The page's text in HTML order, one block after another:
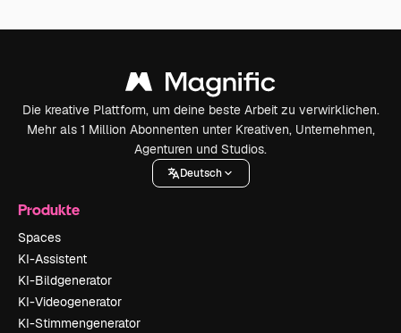
Die kreative Plattform, um deine beste Arbeit zu verwirklichen.
Mehr als 1 Million Abonnenten unter Kreativen, Unternehmen,
Agenturen und Studios.
Deutsch
Produkte
Spaces
KI-Assistent
KI-Bildgenerator
KI-Videogenerator
KI-Stimmengenerator